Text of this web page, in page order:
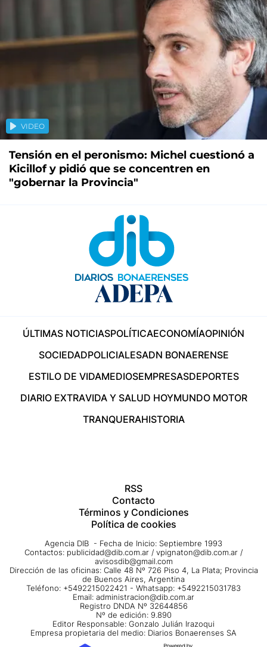
VIDEO
Tensión en el peronismo: Michel cuestionó a
Kicillof y pidió que se concentren en
"gobernar la Provincia"
ÚLTIMAS NOTICIASPOLÍTICAECONOMÍAOPINIÓN
SOCIEDADPOLICIALESADN BONAERENSE
ESTILO DE VIDAMEDIOSEMPRESASDEPORTES
DIARIO EXTRAVIDA Y SALUD HOYMUNDO MOTOR
TRANQUERAHISTORIA
RSS
Contacto
Términos y Condiciones
Política de cookies
Agencia DIB - Fecha de Inicio: Septiembre 1993
Contactos: publicidad@dib.com.ar / vpignaton@dib.com.ar /
avisosdib@gmail.com
Dirección de las oficinas: Calle 48 Nº 726 Piso 4, La Plata; Provincia
de Buenos Aires, Argentina
Teléfono: +5492215022421 - Whatsapp: +5492215031783
Email: administracion@dib.com.ar
Registro DNDA Nº 32644856
Nº de edición: 9.890
Editor Responsable: Gonzalo Julián Irazoqui
Empresa propietaria del medio: Diarios Bonaerenses SA